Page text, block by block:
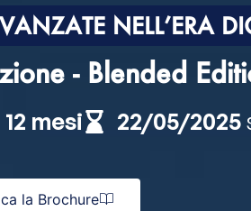
NELL’ERA
- Blended
12 mesi 22/05/2025
la Brochure